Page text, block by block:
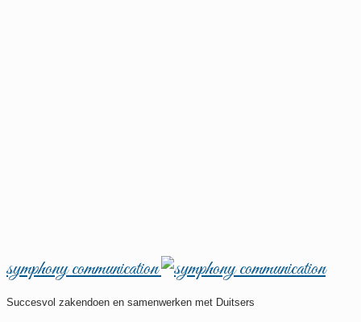
symphony communication
Succesvol zakendoen en samenwerken met Duitsers